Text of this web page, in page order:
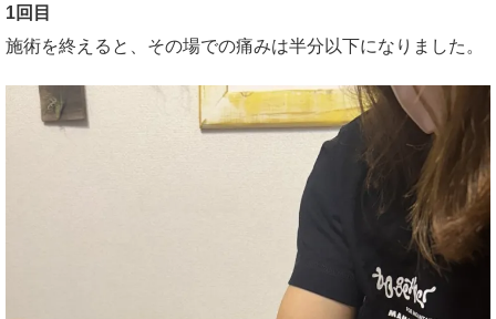
1回目
施術を終えると、その場での痛みは半分以下になりました。